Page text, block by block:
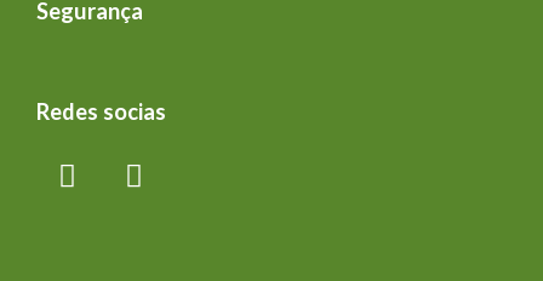
Segurança
Redes socias